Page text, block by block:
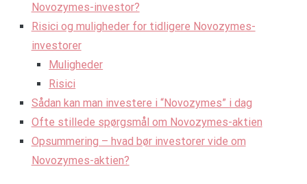
Novozymes-investor?
Risici og muligheder for tidligere Novozymes-
investorer
Muligheder
Risici
Sådan kan man investere i “Novozymes” i dag
Ofte stillede spørgsmål om Novozymes-aktien
Opsummering – hvad bør investorer vide om
Novozymes-aktien?